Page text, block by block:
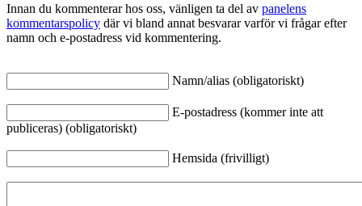
Innan du kommenterar hos oss, vänligen ta del av panelens
kommentarspolicy där vi bland annat besvarar varför vi frågar efter
namn och e-postadress vid kommentering.
Namn/alias (obligatoriskt)
E-postadress (kommer inte att
publiceras) (obligatoriskt)
Hemsida (frivilligt)